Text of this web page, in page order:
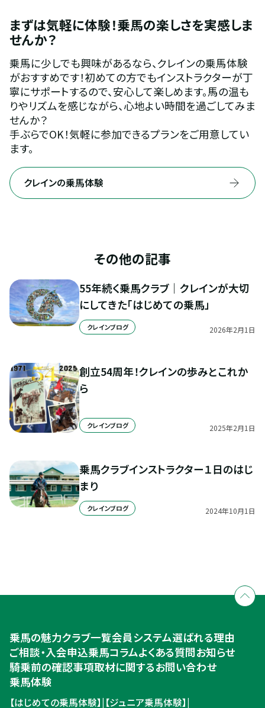
まずは気軽に体験！乗馬の楽しさを実感しま
せんか？
乗馬に少しでも興味があるなら、クレインの乗馬体験
がおすすめです！初めての方でもインストラクターが丁
寧にサポートするので、安心して楽しめます。馬の温も
りやリズムを感じながら、心地よい時間を過ごしてみま
せんか？
手ぶらでOK！気軽に参加できるプランをご用意してい
ます。
クレインの乗馬体験
その他の記事
55年続く乗馬クラブ｜クレインが大切
にしてきた「はじめての乗馬」
クレインブログ 2026年2月1 日
創立54周年！クレインの歩みとこれか
ら
クレインブログ 2025年2月1 日
乗馬クラブインストラクター１日のはじ
まり
クレインブログ 2024年10月1 日
入会のご相談・申込
ご相談・入会申込
乗馬の魅力クラブ一覧会員システム選ばれる理由
ご相談・入会申込乗馬コラムよくある質問お知らせ
騎乗前の確認事項取材に関するお問い合わせ
乗馬体験
【はじめての乗馬体験】| 【ジュニア乗馬体験】|